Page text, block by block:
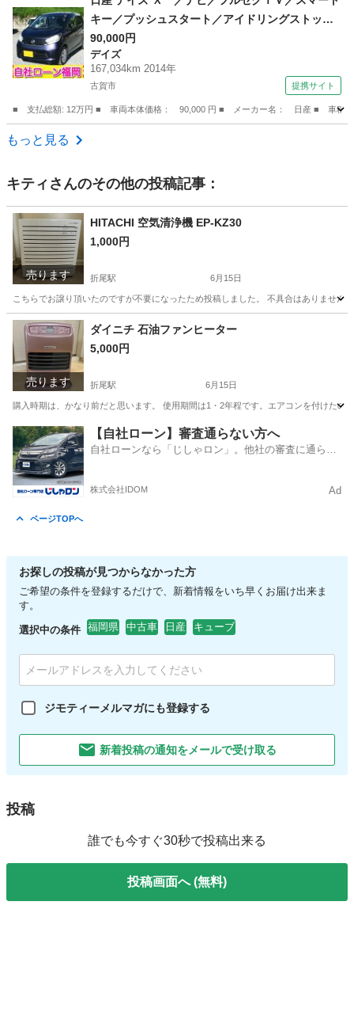
キー／プッシュスタート／アイドリングストップ
／ウィンカーミラー／タイミングチェーン （検9.
6）
90,000円
デイズ
167,034km 2014年
古賀市 提携サイト
■ 支払総額: 12万円 ■ 車両本体価格： 90,000 円 ■ メーカー名： 日産 ■ 車種名
福岡 古賀市
もっと見る
キティ さんのその他の投稿記事：
売ります
HITACHI 空気清浄機 EP-KZ30
1,000円
折尾駅 6月15日
こちらでお譲り頂いたのですが不要になったため投稿しました。 不具合はありませ
福岡 北九州市 折尾駅 季節、空調家電
売ります
ダイニチ 石油ファンヒーター
5,000円
折尾駅 6月15日
購入時期は、かなり前だと思います。 使用期間は1・2年程です。エアコンを付けた
福岡 北九州市 折尾駅 季節、空調家電
【自社ローン】審査通らない方へ
自社ローンなら「じしゃロン」。他社の審査に通らな
株式会社IDOM Ad
ページTOPへ
お探しの投稿が見つからなかった方
ご希望の条件を登録するだけで、新着情報をいち早くお届け出来ま
す。
選択中の条件 福岡県 中古車 日産 キューブ
ジモティーメルマガにも登録する
新着投稿の通知をメールで受け取る
投稿
誰でも今すぐ30秒で投稿出来る
投稿画面へ (無料)